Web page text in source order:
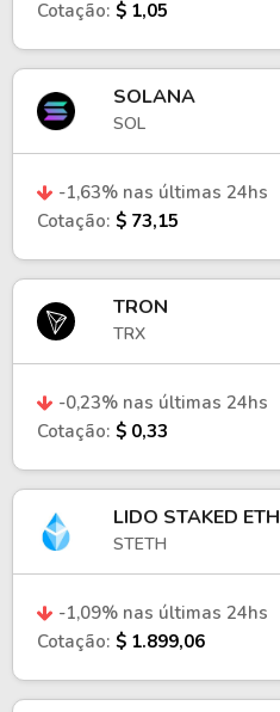
Cotação: $ 1,05
SOLANA
SOL
-1,63% nas últimas 24hs
Cotação: $ 73,15
TRON
TRX
-0,23% nas últimas 24hs
Cotação: $ 0,33
LIDO STAKED ETH
STETH
-1,09% nas últimas 24hs
Cotação: $ 1.899,06